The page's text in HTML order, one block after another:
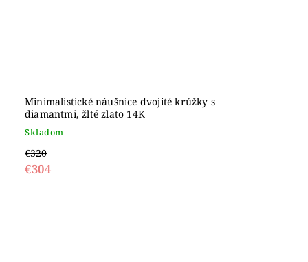
Minimalistické náušnice dvojité krúžky s
diamantmi, žlté zlato 14K
Skladom
€320
€304